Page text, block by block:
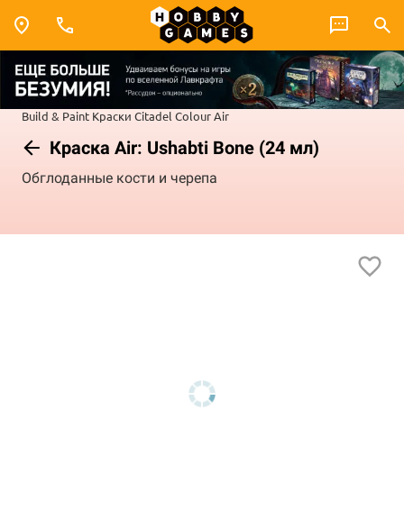
Build & Paint Краски Citadel ColourAir
Краска Air: Ushabti Bone (24 мл)
Обглоданные кости и черепа